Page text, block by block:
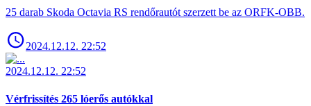
25 darab Skoda Octavia RS rendőrautót szerzett be az ORFK-OBB.
2024.12.12. 22:52
2024.12.12. 22:52
Vérfrissítés 265 lóerős autókkal